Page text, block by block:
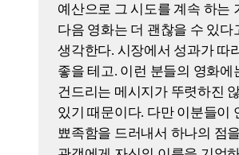
많지만, <퍼스트 라이드>가 그래도
60만을 모았다는 것은 아주 실패의
수치는 아니므로 그 정도의 미덕이
있다고 본다. 관객을 설득하기 어려운
청춘영화라는 테마 안에서, 그럼에도
불구하고 우리가 다들 기억하는 상실에
대하여 이야기하려고 도전했다.